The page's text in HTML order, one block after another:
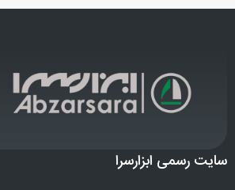
سایت رسمی ابزارسرا